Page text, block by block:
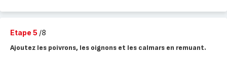
Etape 5 /8
Ajoutez les poivrons, les oignons et les calmars en remuant.